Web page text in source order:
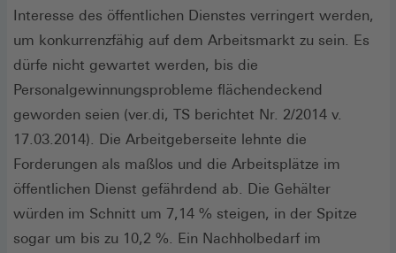
Interesse des öffentlichen Dienstes verringert werden,
um konkurrenzfähig auf dem Arbeitsmarkt zu sein. Es
dürfe nicht gewartet werden, bis die
Personalgewinnungsprobleme flächendeckend
geworden seien (ver.di, TS berichtet Nr. 2/2014 v.
17.03.2014). Die Arbeitgeberseite lehnte die
Forderungen als maßlos und die Arbeitsplätze im
öffentlichen Dienst gefährdend ab. Die Gehälter
würden im Schnitt um 7,14 % steigen, in der Spitze
sogar um bis zu 10,2 %. Ein Nachholbedarf im